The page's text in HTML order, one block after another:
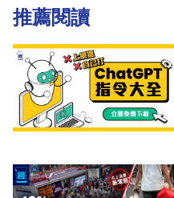
推薦閱讀